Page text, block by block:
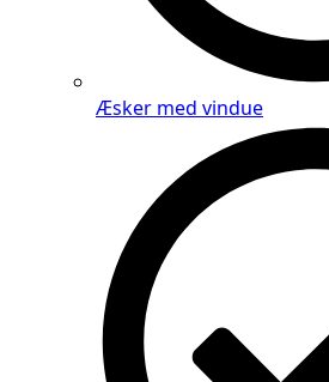
Æsker med vindue